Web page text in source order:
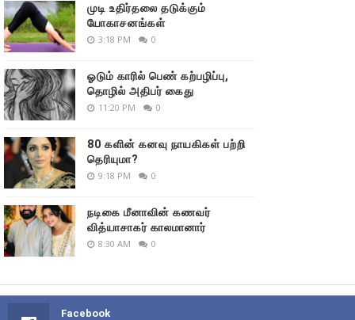
முடி உதிர்தலை தடுக்கும்
யோகாசனங்கள்
3:18 PM 0
ஓடும் காரில் பெண் கற்பழிப்பு,
தொழில் அதிபர் கைது
11:20 PM 0
80 களின் கனவு நாயகிகள் பற்றி
தெரியுமா?
9:18 PM 0
நடிகை மீனாவின் கணவர்
வித்யாசாகர் காலமானார்
8:30 AM 0
Facebook